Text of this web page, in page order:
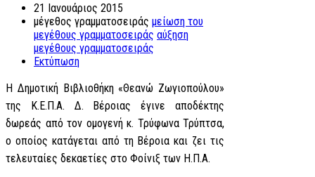
21 Ιανουάριος 2015
μέγεθος γραμματοσειράς μείωση του
μεγέθους γραμματοσειράς αύξηση
μεγέθους γραμματοσειράς
Εκτύπωση
Η Δημοτική Βιβλιοθήκη «Θεανώ Ζωγιοπούλου»
της Κ.Ε.Π.Α. Δ. Βέροιας έγινε αποδέκτης
δωρεάς από τον ομογενή κ. Τρύφωνα Τρύπτσα,
ο οποίος κατάγεται από τη Βέροια και ζει τις
τελευταίες δεκαετίες στο Φοίνιξ των Η.Π.Α.